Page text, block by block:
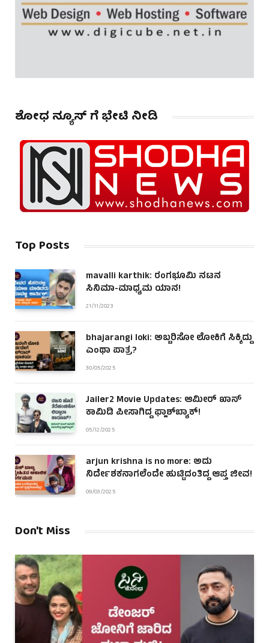
ಶೋಧ ನ್ಯೂಸ್ ಗೆ ಭೇಟಿ ನೀಡಿ
Top Posts
mavalli karthik: ರಂಗಭೂಮಿ ನಟನ
ಸಿನಿಮಾ-ಮಾಧ್ಯಮ ಯಾನ!
21/11/2023
bhajarangi loki: ಅಬ್ಬರಿಸೋ ಲೋಕಿಗೆ ಸಿಕ್ಕಿದ್ದು
ಎಂಥಾ ಪಾತ್ರ?
30/05/2025
Jailer2 Movie Updates: ಆಮೀರ್ ಖಾನ್
ಕಾಮಿಡಿ ಪೀಸಾಗಿದ್ದ ಫ್ಲಾಶ್‌ಬ್ಯಾಕ್!
05/12/2025
arjun krishna is no more: ಅದು
ನಿರ್ದೇಶಕನಾಗಲೆಂದೇ ಹುಟ್ಟಿದಂತಿದ್ದ ಆಪ್ತ ಜೀವ!
09/03/2025
Don't Miss